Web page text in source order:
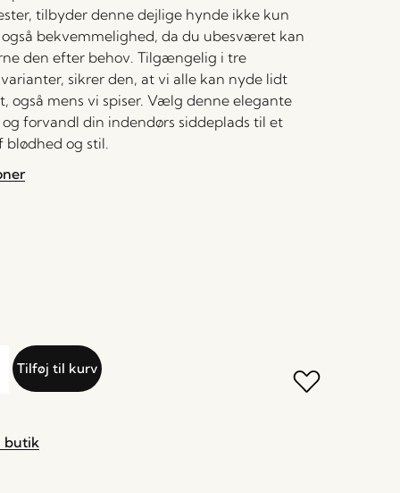
tilbyder denne dejlige hynde ikke kun
bekvemmelighed, da du ubesværet kan
den efter behov. Tilgængelig i tre
sikrer den, at vi alle kan nyde lidt
også mens vi spiser. Vælg denne elegante
forvandl din indendørs siddeplads til et
og stil.
Tilføj til kurv
butik